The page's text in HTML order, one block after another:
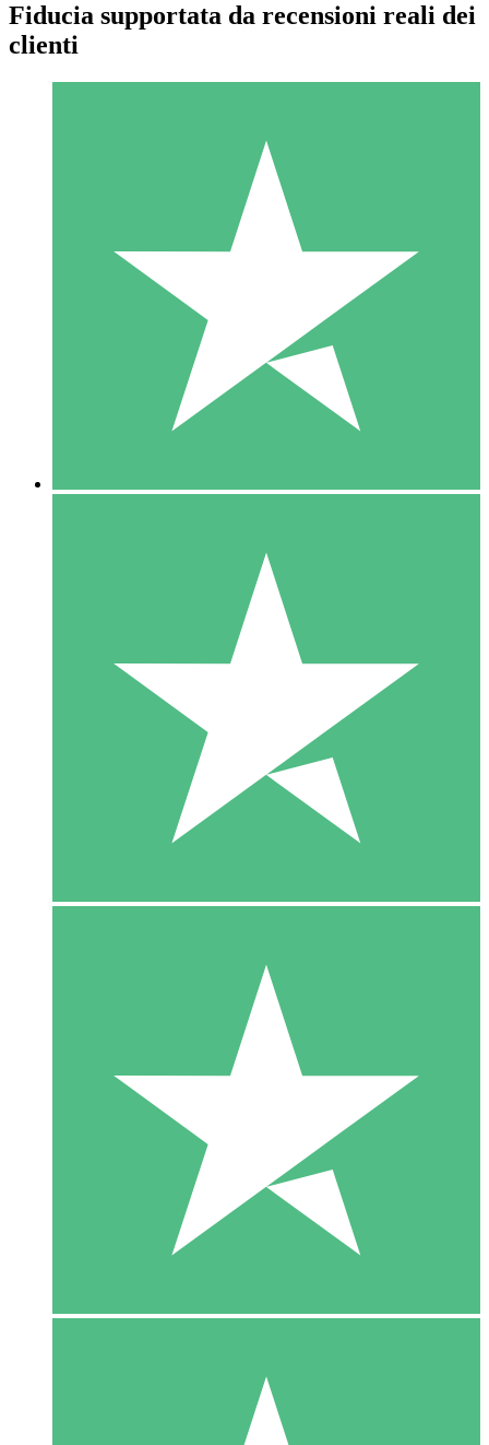
Pacchetti di Crediti Individuali
Paga a consumo con crediti di download. Nessun impegno
1 Download
10
US$1500
10 Download
20
Fiducia supportata da recensioni reali dei
clienti